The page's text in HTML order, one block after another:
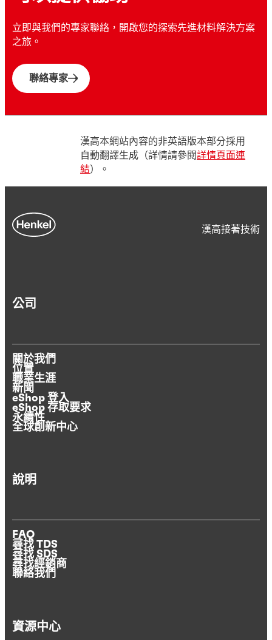
立即與我們的專家聯絡，開啟您的探索先進材料解決方案
之旅。
聯絡專家
漢高本網站內容的非英語版本部分採用
自動翻譯生成（詳情請參閱詳情頁面連
結）。
漢高接著技術
公司
關於我們
位置
職業生涯
新聞
eShop 登入
eShop 存取要求
永續性
全球創新中心
說明
FAQ
尋找 TDS
尋找 SDS
尋找經銷商
聯絡我們
資源中心